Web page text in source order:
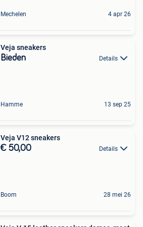
Mechelen 4 apr 26
Veja sneakers
Bieden Details
Hamme 13 sep 25
Veja V12 sneakers
€ 50,00 Details
Boom 28 mei 26